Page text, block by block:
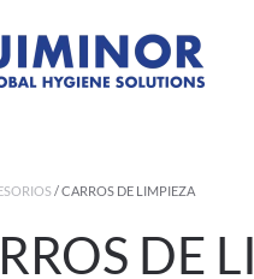
principal
/ CARROS DE LIMPIEZA
DE